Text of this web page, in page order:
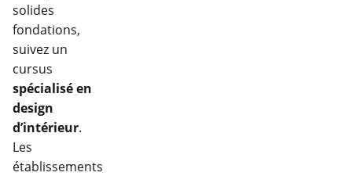
solides
fondations,
suivez un
cursus
spécialisé en
design
d’intérieur.
Les
établissements